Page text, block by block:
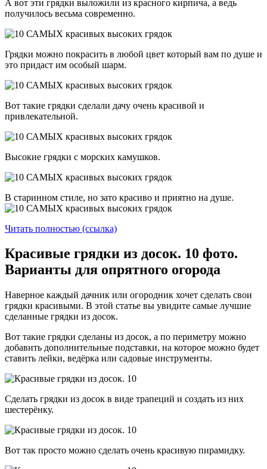
А вот эти грядки выложили из красного кирпича, а ведь
получилось весьма современно.
Грядки можно покрасить в любой цвет который вам по душе и
это придаст им особый шарм.
Вот такие грядки сделали дачу очень красивой и
привлекательной.
Высокие грядки с морских камушков.
В старинном стиле, но зато красиво и приятно на душе.
Читать полностью (ссылка)
Красивые грядки из досок. 10 фото.
Варианты для опрятного огорода
Наверное каждый дачник или огородник хочет сделать свои
грядки красивыми. В этой статье вы увидите самые лучшие
сделанные грядки из досок.
Вот такие грядки сделаны из досок, а по периметру можно
добавить дополнительные подставки, на которое можно будет
ставить лейки, ведёрка или садовые инструменты.
Сделать грядки из досок в виде трапеций и создать из них
шестерёнку.
Вот так просто можно сделать очень красивую пирамидку.